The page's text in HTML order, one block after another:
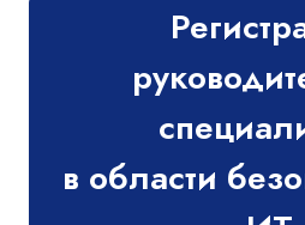
в области